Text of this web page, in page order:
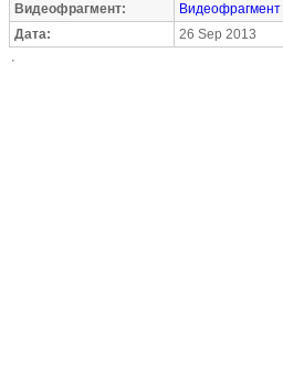
Видеофрагмент:
Видеофрагмент
Дата:
26 Sep 2013